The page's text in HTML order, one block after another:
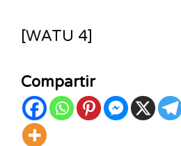
[WATU 4]
Compartir